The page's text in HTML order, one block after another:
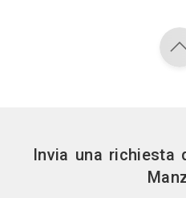
Invia una richiesta